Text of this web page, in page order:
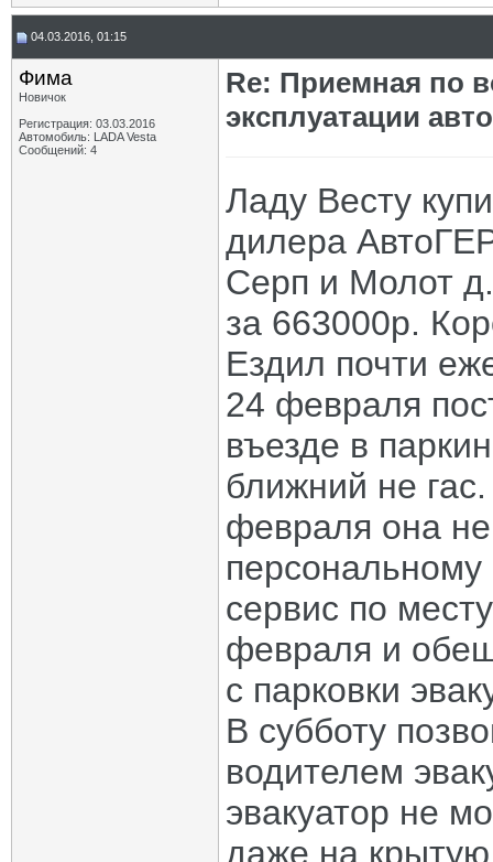
04.03.2016, 01:15
Фима
Новичок
Регистрация: 03.03.2016
Автомобиль: LADA Vesta
Сообщений: 4
Re: Приемная по
эксплуатации
Ладу Весту
дилера
Серп и Молот
за 663000р.
Ездил почти
24 февраля
въезде в
ближний не
февраля она
сервис по
февраля и
с парковки
В субботу
водителем
эвакуатор не
даже на крытую